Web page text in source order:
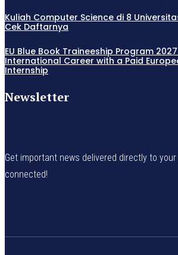
Kuliah Computer Science di 8
Cek Daftarnya
EU Blue Book Traineeship Program
International Career with a Paid
Internship
Newsletter
Get important news delivered directly to
connected!